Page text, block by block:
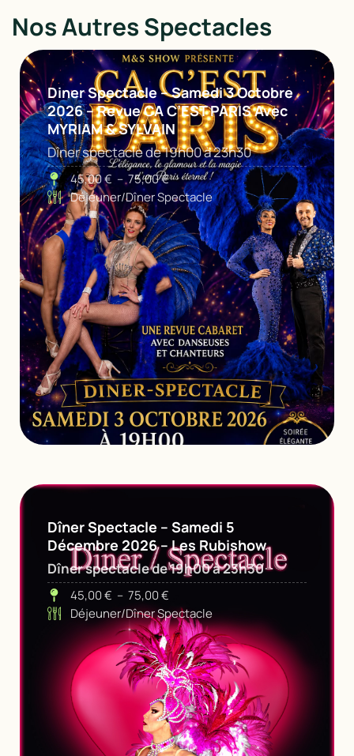
Nos Autres Spectacles
Diner Spectacle – Samedi 3 Octobre
2026 – Revue CA C’EST PARIS Avec
MYRIAM & SYLVAIN
Dîner spectacle de 19h00 à 23h30
45,00€ –75,00€
Déjeuner/Dîner Spectacle
Dîner Spectacle – Samedi 5
Décembre 2026 – Les Rubishow
Dîner spectacle de 19h00 à 23h30
45,00€ – 75,00€
Déjeuner/Dîner Spectacle